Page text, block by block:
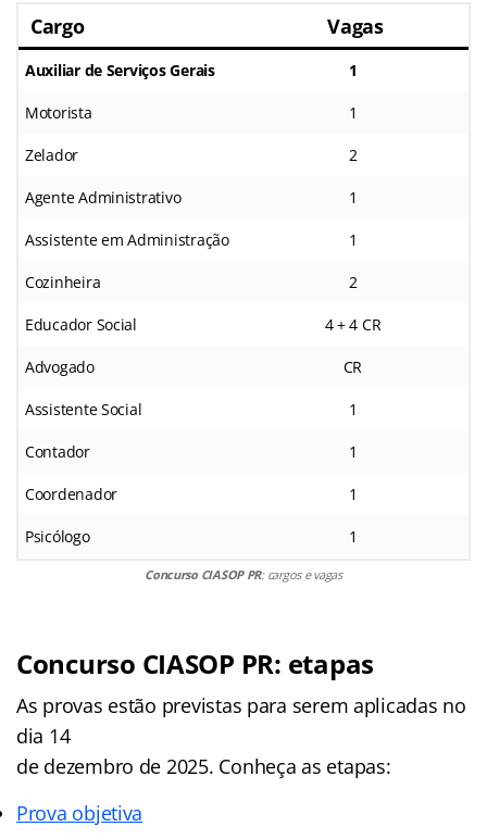
Cargo Vagas
Auxiliar de Serviços Gerais 1
Motorista 1
Zelador 2
Agente Administrativo 1
Assistente em Administração 1
Cozinheira 2
Educador Social 4 + 4 CR
Advogado CR
Assistente Social 1
Contador 1
Coordenador 1
Psicólogo 1
Concurso CIASOP PR: cargos e vagas
Concurso CIASOP PR: etapas
As provas estão previstas para serem aplicadas no
dia 14
de dezembro de 2025. Conheça as etapas:
Prova objetiva